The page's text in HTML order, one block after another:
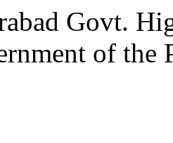
Govt.
of the